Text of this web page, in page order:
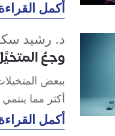
أكمل
د. رشيد
وجعُ
ببعض
أكثر مما
أكمل